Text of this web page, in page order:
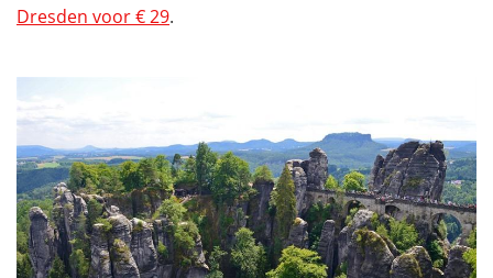
Dresden voor € 29.